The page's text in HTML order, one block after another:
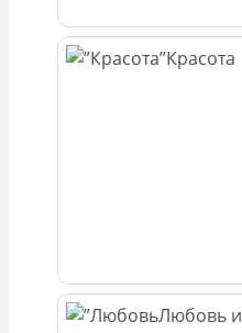
Красота
Любовь и